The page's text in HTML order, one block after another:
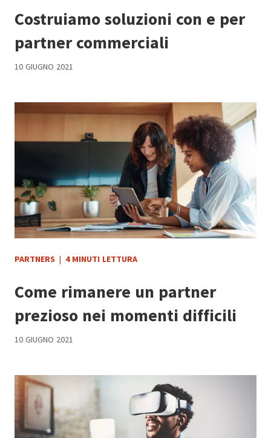
Costruiamo soluzioni con e per
partner commerciali
10 GIUGNO 2021
PARTNERS | 4 MINUTI LETTURA
Come rimanere un partner
prezioso nei momenti difficili
10 GIUGNO 2021